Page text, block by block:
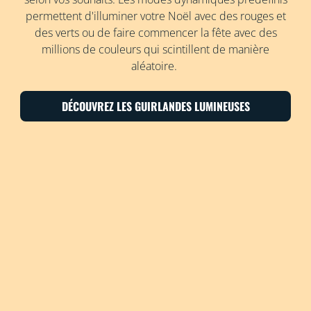
permettent d'illuminer votre Noël avec des rouges et
des verts ou de faire commencer la fête avec des
millions de couleurs qui scintillent de manière
aléatoire.
DÉCOUVREZ LES GUIRLANDES LUMINEUSES